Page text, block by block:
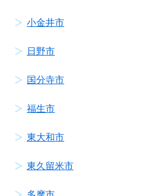
小金井市
日野市
国分寺市
福生市
東大和市
東久留米市